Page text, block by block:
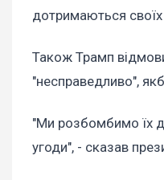
дотримаються
Також Трамп
"несправедливо",
"Ми розбомбимо їх
угоди", - сказав